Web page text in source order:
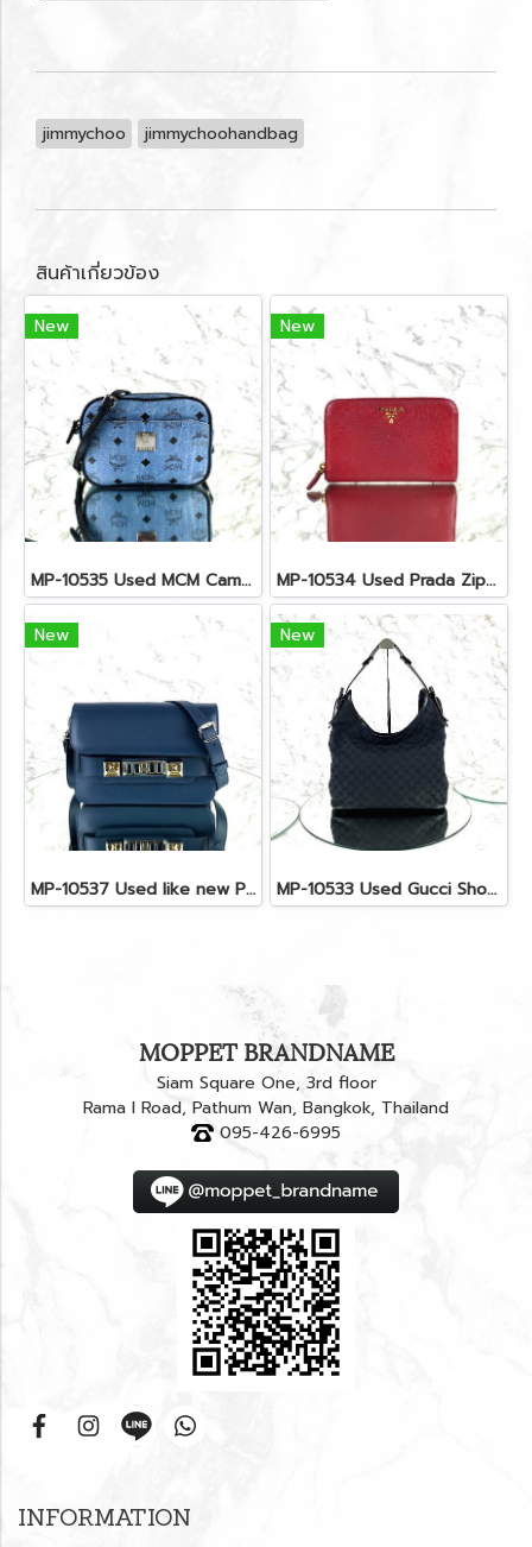
jimmychoo jimmychoohandbag
สินค้าเกี่ยวข้อง
New
MP-10535 Used MCM Camera Bag In Blue Visetos SHW
New
MP-10534 Used Prada Zippy Medium Wallet In Fuoco Saffiano GHW
New
MP-10537 Used like new Proenza PS11 Mini
New
MP-10533 Used Gucci Shoulder Bag GG Black Canvas Shw
MOPPET BRANDNAME
Siam Square One, 3rd floor
Rama I Road, Pathum Wan, Bangkok, Thailand
095-426-6995
INFORMATION